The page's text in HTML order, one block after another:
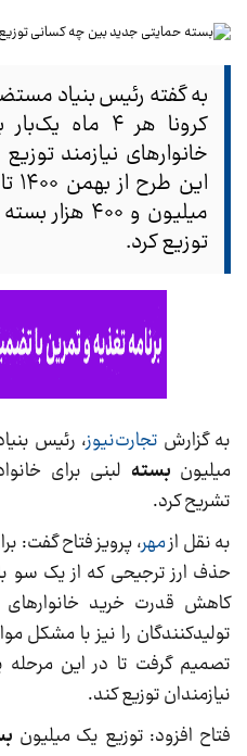
به گفته رئیس بنیاد
کرونا هر ۴
خانوارهای نیازمند
میلیون و
توزیع کرد.
به گزارش تجارت‌نیوز، رئیس
میلیون بسته لبنی برای
تشریح کرد.
به نقل ازمهر
حذف ارز ترجیحی که از یک سو
کاهش قدرت خرید
تولیدکنندگان را نیز با مشکل
تصمیم گرفت تا در این مرحله
نیازمندان توزیع کند.
فتاح افزود: توزیع یک میلیون